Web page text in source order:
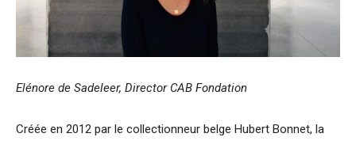
Elénore de Sadeleer, Director CAB Fondation
Créée en 2012 par le collectionneur belge Hubert Bonnet, la